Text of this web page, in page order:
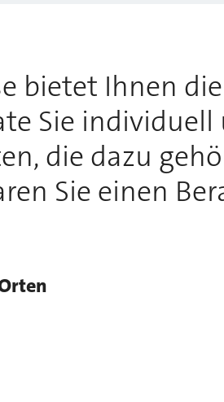
bietet Ihnen
Sie
die dazu
Sie einen